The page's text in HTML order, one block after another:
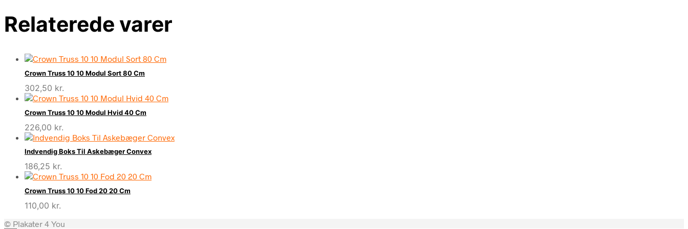
Relaterede varer
Crown Truss 10 10 Modul Sort 80 Cm
302,50 kr.
Crown Truss 10 10 Modul Hvid 40 Cm
226,00 kr.
Indvendig Boks Til Askebæger Convex
186,25 kr.
Crown Truss 10 10 Fod 20 20 Cm
110,00 kr.
© Plakater 4 You